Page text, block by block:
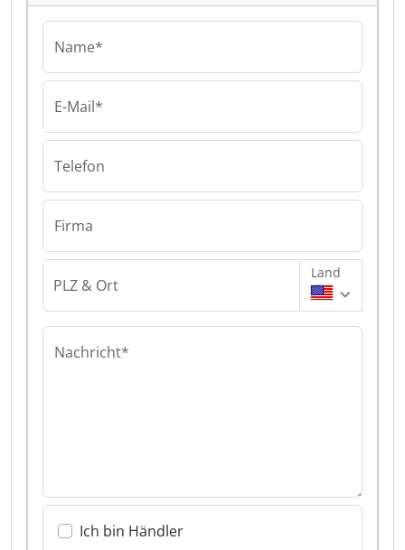
Name*
E-Mail*
Telefon
Firma
PLZ & Ort
Land
Nachricht*
Ich bin Händler